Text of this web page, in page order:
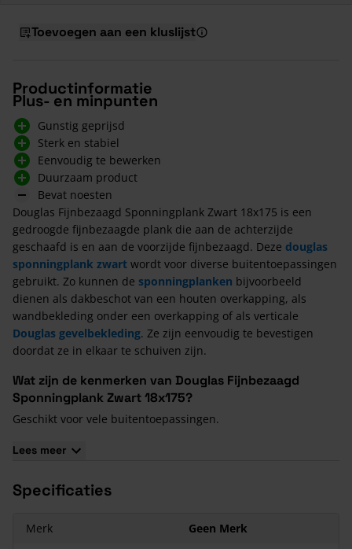
Toevoegen aan een kluslijst
Productinformatie
Plus- en minpunten
Gunstig geprijsd
Sterk en stabiel
Eenvoudig te bewerken
Duurzaam product
Bevat noesten
Douglas Fijnbezaagd Sponningplank Zwart 18x175 is een
gedroogde fijnbezaagde plank die aan de achterzijde
geschaafd is en aan de voorzijde fijnbezaagd. Deze douglas
sponningplank zwart wordt voor diverse buitentoepassingen
gebruikt. Zo kunnen de sponningplanken bijvoorbeeld
dienen als dakbeschot van een houten overkapping, als
wandbekleding onder een overkapping of als verticale
Douglas gevelbekleding. Ze zijn eenvoudig te bevestigen
doordat ze in elkaar te schuiven zijn.
Wat zijn de kenmerken van Douglas Fijnbezaagd
Sponningplank Zwart 18x175?
Geschikt voor vele buitentoepassingen.
mm).
18x175 mm.
Lees meer
Specificaties
Merk
Geen Merk